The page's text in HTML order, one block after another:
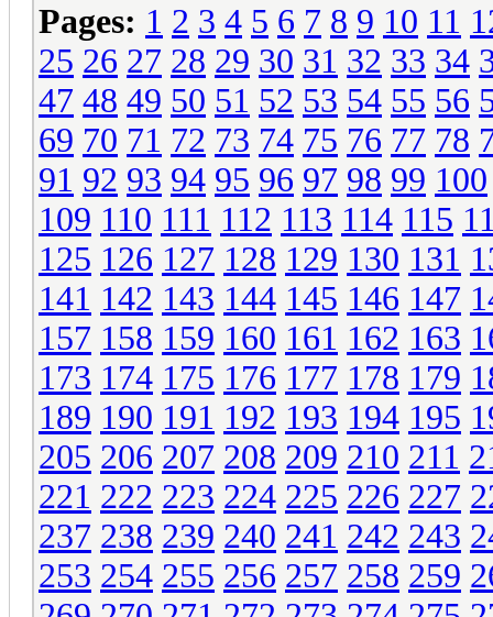
Pages: 1 2 3 4 5 6 7 8 9 10 11
25 26 27 28 29 30 31 32 33 34
47 48 49 50 51 52 53 54 55 56
69 70 71 72 73 74 75 76 77 78
91 92 93 94 95 96 97 98 99 100
109 110 111 112 113 114 115
125 126 127 128 129 130 131
141 142 143 144 145 146 147
157 158 159 160 161 162 163
173 174 175 176 177 178 179
189 190 191 192 193 194 195
205 206 207 208 209 210 211
221 222 223 224 225 226 227
237 238 239 240 241 242 243
253 254 255 256 257 258 259